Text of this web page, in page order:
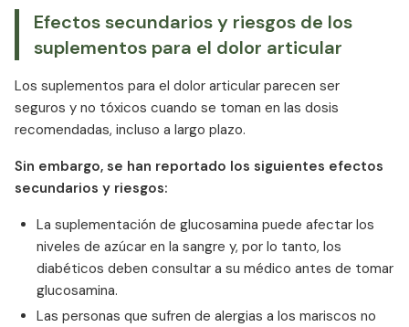
Efectos secundarios y riesgos de los
suplementos para el dolor articular
Los suplementos para el dolor articular parecen ser
seguros y no tóxicos cuando se toman en las dosis
recomendadas, incluso a largo plazo.
Sin embargo, se han reportado los siguientes efectos
secundarios y riesgos:
La suplementación de glucosamina puede afectar los
niveles de azúcar en la sangre y, por lo tanto, los
diabéticos deben consultar a su médico antes de tomar
glucosamina.
Las personas que sufren de alergias a los mariscos no